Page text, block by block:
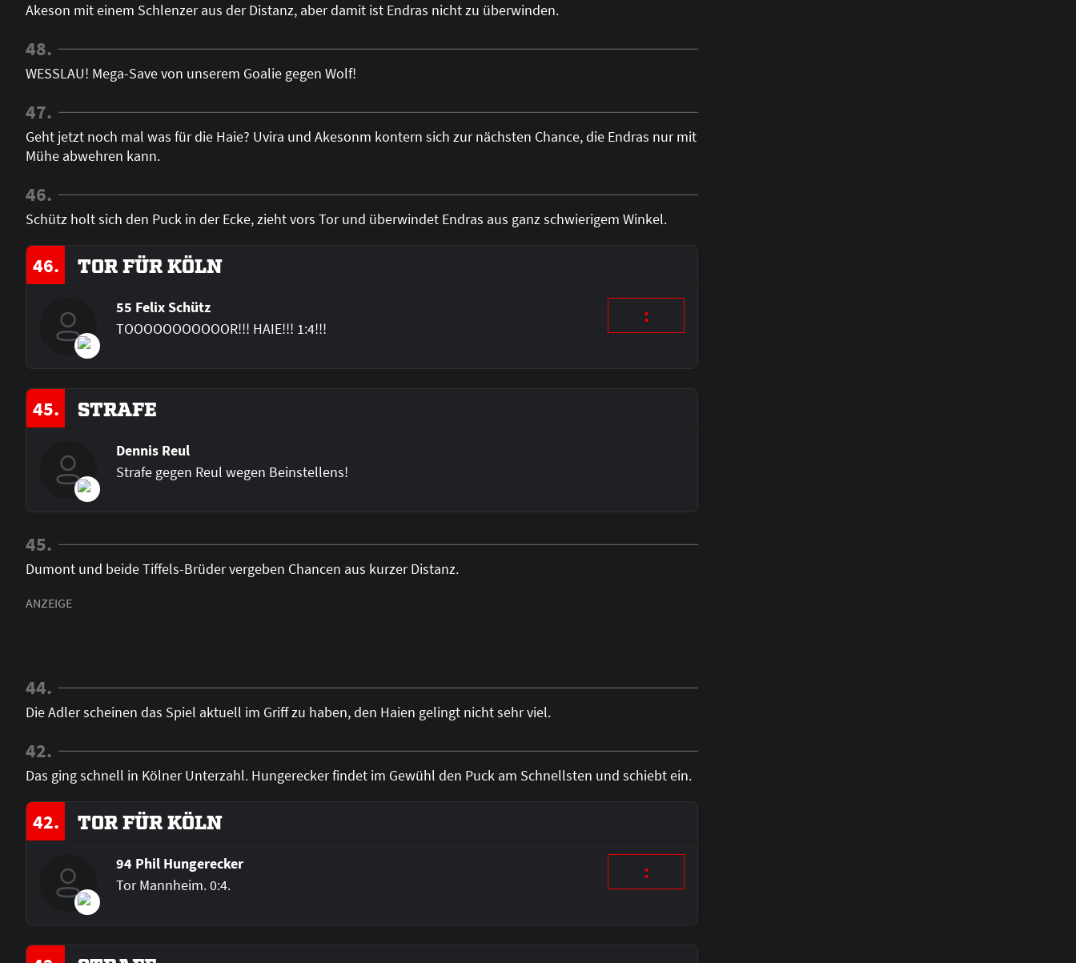
Akeson mit einem Schlenzer aus der Distanz, aber damit ist Endras nicht zu überwinden.
48.
WESSLAU! Mega-Save von unserem Goalie gegen Wolf!
47.
Geht jetzt noch mal was für die Haie? Uvira und Akesonm kontern sich zur nächsten Chance, die Endras nur mit
Mühe abwehren kann.
46.
Schütz holt sich den Puck in der Ecke, zieht vors Tor und überwindet Endras aus ganz schwierigem Winkel.
46. TOR FÜR KÖLN
55 Felix Schütz
TOOOOOOOOOOOR!!! HAIE!!! 1:4!!!
:
45. STRAFE
Dennis Reul
Strafe gegen Reul wegen Beinstellens!
45.
Dumont und beide Tiffels-Brüder vergeben Chancen aus kurzer Distanz.
44.
Die Adler scheinen das Spiel aktuell im Griff zu haben, den Haien gelingt nicht sehr viel.
42.
Das ging schnell in Kölner Unterzahl. Hungerecker findet im Gewühl den Puck am Schnellsten und schiebt ein.
42. TOR FÜR KÖLN
94 Phil Hungerecker
Tor Mannheim. 0:4.
: